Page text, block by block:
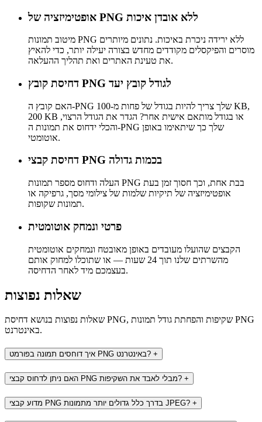
אופטימיזציה של PNG ללא אובדן איכות
מיטוב תמונות PNG ללא ירידה ניכרת באיכות. נתונים מיותרים
מוסרים והפיקסלים מקודדים מחדש בצורה יעילה יותר, כדי להאיץ
את טעינת האתרים ואת תהליך ההעלאה.
דחיסת קובץ PNG לגודל קובץ יעד
האם קובץ ה-PNG שלך צריך להיות בגודל של פחות מ-100 KB,
200 KB או בגודל מותאם אישית אחר? הגדר את הגודל הרצוי,
והכלי ידחוס את תמונות ה-PNG שלך כך שיתאימו באופן
אוטומטי.
דחיסת קבצי PNG בכמות גדולה
העלה ודחוס מספר תמונות PNG בבת אחת, וכך חסוך זמן בעת
אופטימיזציה של תיקיות שלמות של צילומי מסך, גרפיקה או
תמונות שקופות.
פרטי ונמחק אוטומטית
הקבצים שהועלו מעובדים באופן מאובטח ונמחקים אוטומטית
מהשרתים שלנו תוך 24 שעות — או שתוכלו למחוק אותם
בעצמכם מיד לאחר הדחיסה.
שאלות נפוצות
שאלות נפוצות בנושא דחיסת PNG, שקיפות והפחתת גודל תמונות PNG
באינטרנט.
איך דוחסים תמונה בפורמט PNG באינטרנט? +
האם ניתן לדחוס קבצי PNG מבלי לאבד את השקיפות? +
מדוע קבצי PNG בדרך כלל גדולים יותר מתמונות JPEG? +